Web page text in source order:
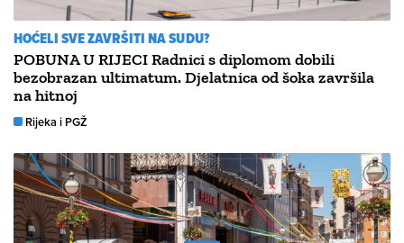
HOĆELI SVE ZAVRŠITI NA SUDU?
POBUNA U RIJECI Radnici s diplomom dobili
bezobrazan ultimatum. Djelatnica od šoka završila
na hitnoj
Rijeka i PGŽ